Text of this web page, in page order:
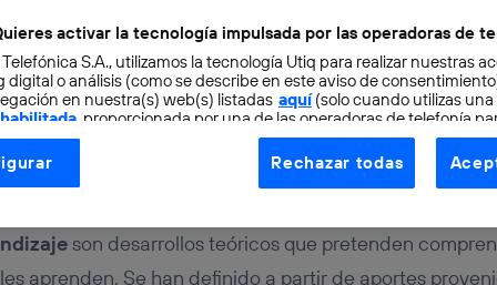
aprendizaje y e-
otras modalidades
son desarrollos teóricos que pretenden
aprenden. Se han definido a partir de aportes
activar la tecnología impulsada por las operadoras de
S.A., utilizamos la tecnología Utiq para realizar nuestras
digital o análisis (como se describe en este aviso de
en nuestra(s) web(s) listadas aquí(solo cuando utilizas una
, proporcionada por una de las operadoras de telefonía
consentimiento en cada página web).
Utiq está diseñada con la privacidad como prioridad
dirección IP y otra información de la cuenta de cliente de
a la conexión que utilizas (p. ej., número de teléfono móvil).
Rechazar todas